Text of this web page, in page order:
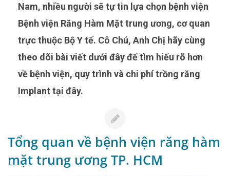
Nam, nhiều người sẽ tự tin lựa chọn bệnh viện
Bệnh viện Răng Hàm Mặt trung ương, cơ quan
trực thuộc Bộ Y tế. Cô Chú, Anh Chị hãy cùng
theo dõi bài viết dưới đây để tìm hiểu rõ hơn
về bệnh viện, quy trình và chi phí trồng răng
Implant tại đây.
Tổng quan về bệnh viện răng hàm
mặt trung ương TP. HCM